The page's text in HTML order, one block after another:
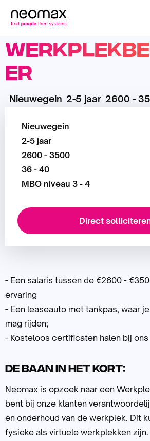
er
Nieuwegein 2-5 jaar 2600 -
Nieuwegein
2-5 jaar
2600 - 3500
36 - 40
MBO niveau 3 - 4
Direct
- Een salaris tussen de €2600 -
ervaring
- Een leaseauto met tankpas, waar
mag rijden;
- Kosteloos certificaten halen bij
De baan in het kort:
Neomax is opzoek naar een
bent bij onze klanten
en onderhoud van de werkplek. Dit
fysieke als virtuele werkplekken